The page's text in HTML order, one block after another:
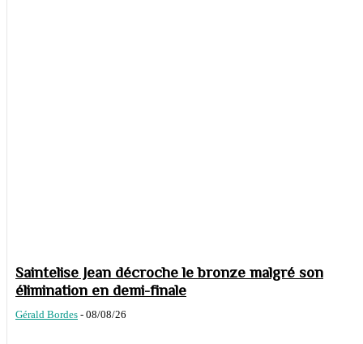
Saintelise Jean décroche le bronze malgré son
élimination en demi-finale
Gérald Bordes - 08/08/26